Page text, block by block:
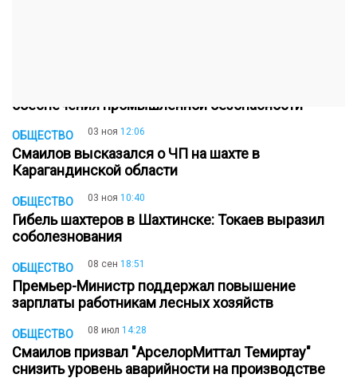
обеспечения промышленной безопасности
ОБЩЕСТВО 03 ноя 12:06
Смаилов высказался о ЧП на шахте в
Карагандинской области
ОБЩЕСТВО 03 ноя 10:40
Гибель шахтеров в Шахтинске: Токаев выразил
соболезнования
ОБЩЕСТВО 08 сен 18:51
Премьер-Министр поддержал повышение
зарплаты работникам лесных хозяйств
ОБЩЕСТВО 08 июл 14:28
Смаилов призвал "АрселорМиттал Темиртау"
снизить уровень аварийности на производстве